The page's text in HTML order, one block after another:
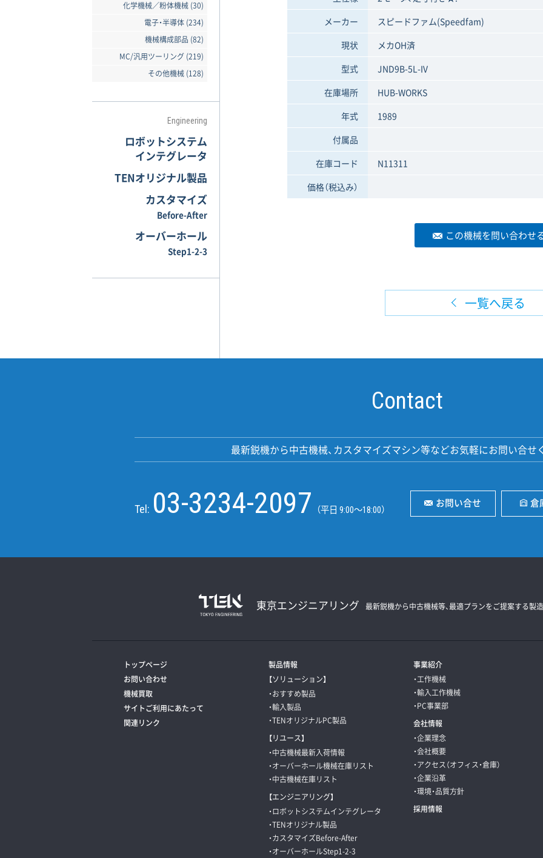
メーカー
スピードファム(Speedfam)
現状
メカOH済
型式
JND9B-5L-IV
在庫場所
HUB-WORKS
年式
1989
付属品
在庫コード
N11311
価格（税込み）
この機械を問い合わせ
一覧へ戻る
化学機械／粉体機械 (30)
電子・半導体 (234)
機械構成部品 (82)
MC/汎用ツーリング (219)
その他機械 (128)
Engineering
ロボットシステム
インテグレータ
TENオリジナル製品
カスタマイズ
Before-After
オーバーホール
Step1-2-3
Contact
最新鋭機から中古機械、カスタマイズマシン等などお気軽にお問い合せ
Tel: 03-3234-2097 （平日 9:00〜18:00）
お問い合せ 倉
東京エンジニアリング 最新鋭機から中古機械等、最適プランをご提案する製
トップページ
お問い合わせ
機械買取
サイトご利用にあたって
関連リンク
製品情報
【ソリューション】
・おすすめ製品
・輸入製品
・TENオリジナルPC製品
【リユース】
・中古機械最新入荷情報
・オーバーホール機械在庫リスト
・中古機械在庫リスト
【エンジニアリング】
・ロボットシステムインテグレータ
・TENオリジナル製品
・カスタマイズBefore-After
・オーバーホールStep1-2-3
事業紹介
・工作機械
・輸入工作機械
・PC事業部
会社情報
・企業理念
・会社概要
・アクセス（オフィス・倉庫）
・企業沿革
・環境・品質方針
採用情報